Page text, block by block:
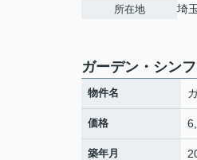
所在地 埼
ガーデン・シン
物件名
価格
築年月